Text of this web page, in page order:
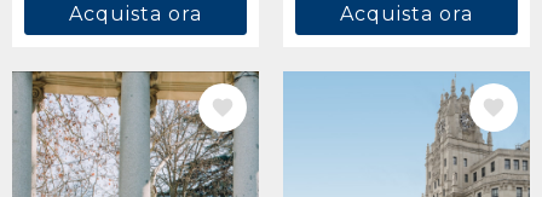
Acquista ora Acquista ora
IMMAGINE